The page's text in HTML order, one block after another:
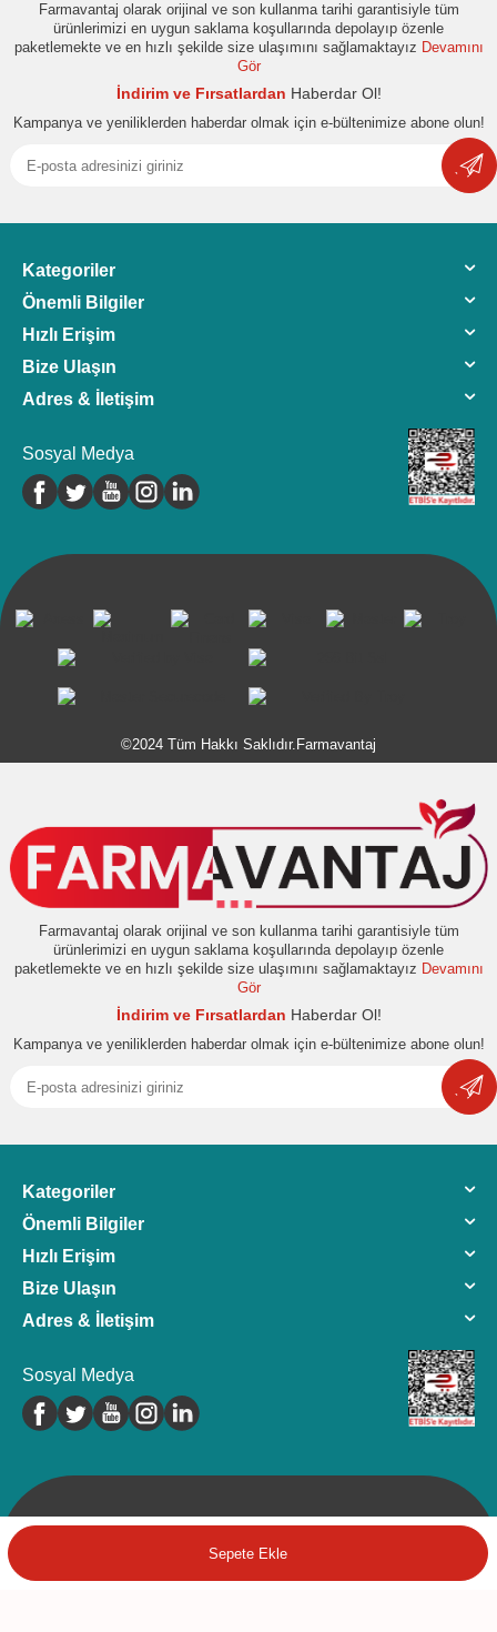
Sepete Ekle
Sepete Ekle
Farmavantaj olarak orijinal ve son kullanma tarihi garantisiyle tüm
ürünlerimizi en uygun saklama koşullarında depolayıp özenle
paketlemekte ve en hızlı şekilde size ulaşımını sağlamaktayız Devamını
Gör
İndirim ve Fırsatlardan Haberdar Ol!
Kampanya ve yeniliklerden haberdar olmak için e-bültenimize abone olun!
Kategoriler
Önemli Bilgiler
Hızlı Erişim
Bize Ulaşın
Adres & İletişim
Sosyal Medya
©2024 Tüm Hakkı Saklıdır.Farmavantaj
Farmavantaj olarak orijinal ve son kullanma tarihi garantisiyle tüm
ürünlerimizi en uygun saklama koşullarında depolayıp özenle
paketlemekte ve en hızlı şekilde size ulaşımını sağlamaktayız Devamını
Gör
İndirim ve Fırsatlardan Haberdar Ol!
Kampanya ve yeniliklerden haberdar olmak için e-bültenimize abone olun!
Kategoriler
Önemli Bilgiler
Hızlı Erişim
Bize Ulaşın
Adres & İletişim
Sosyal Medya